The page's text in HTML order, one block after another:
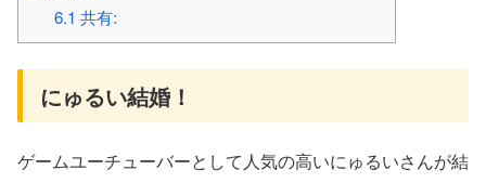
6.1 共有:
にゅるい結婚！
ゲームユーチューバーとして人気の高いにゅるいさんが結